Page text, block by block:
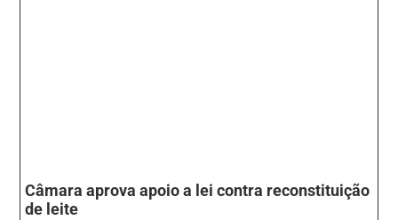
Câmara aprova apoio a lei contra reconstituição
de leite